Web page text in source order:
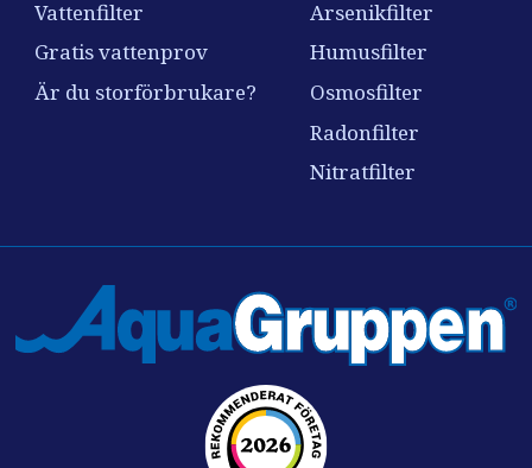
Vattenfilter
Gratis vattenprov
Är du storförbrukare?
Arsenikfilter
Humusfilter
Osmosfilter
Radonfilter
Nitratfilter